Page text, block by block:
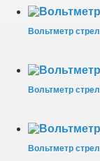
Вольтметр
Вольтметр
Вольтметр